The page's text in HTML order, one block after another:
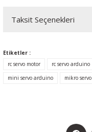
Taksit Seçenekleri
Etiketler :
rc servo motor
rc servo arduino
mini servo arduino
mikro servo